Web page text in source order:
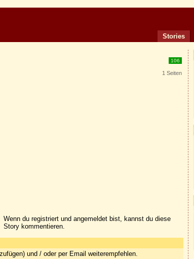
Stories
106
1 Seiten
Wenn du registriert und angemeldet bist, kannst du diese
Story kommentieren.
und / oder per Email weiterempfehlen.